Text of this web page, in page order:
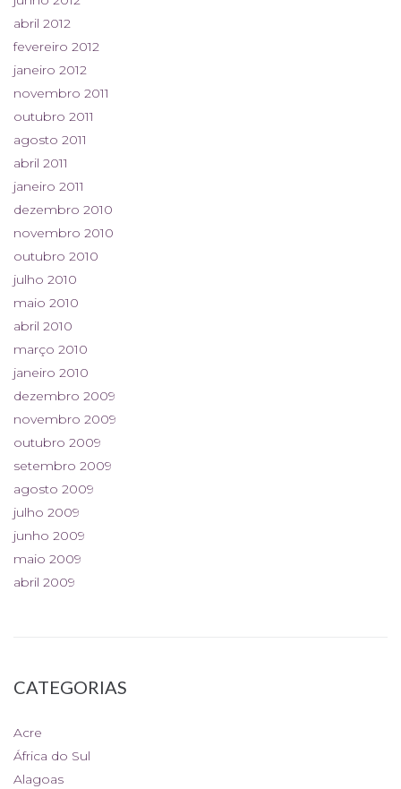
abril 2012
fevereiro 2012
janeiro 2012
novembro 2011
outubro 2011
agosto 2011
abril 2011
janeiro 2011
dezembro 2010
novembro 2010
outubro 2010
julho 2010
maio 2010
abril 2010
março 2010
janeiro 2010
dezembro 2009
novembro 2009
outubro 2009
setembro 2009
agosto 2009
julho 2009
junho 2009
maio 2009
abril 2009
CATEGORIAS
Acre
África do Sul
Alagoas